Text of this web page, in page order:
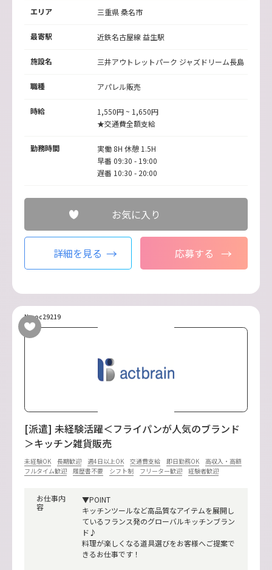
エリア 三重県 桑名市
最寄駅 近鉄名古屋線益生駅
施設名 三井アウトレットパーク ジャズドリーム長島
職種 アパレル販売
時給
1,550円 ~ 1,650円
★交通費全額支給
勤務時間
実働 8H 休憩 1.5H
早番 09:30 - 19:00
遅番 10:30 - 20:00
お気に入り
詳細を見る 応募する
No.oc29219
[派遣] 未経験活躍＜フライパンが人気のブランド
＞キッチン雑貨販売
未経験OK 長期歓迎 週4日以上OK 交通費支給 即日勤務OK
高収入・高額
フルタイム歓迎
履歴書不要 シフト制 フリーター歓迎 経験者歓迎
お仕事内
容
▼POINT
キッチンツールなど高品質なアイテムを展開し
ているフランス発のグローバルキッチンブラン
ド♪
料理が楽しくなる道具選びをお客様へご提案で
きるお仕事です！